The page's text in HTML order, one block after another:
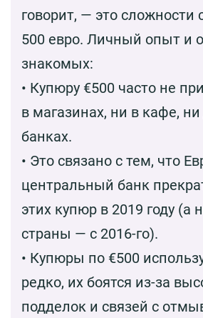
говорит, — это
500 евро. Личный опыт и
знакомых:
• Купюру €500 часто не
в магазинах, ни в кафе,
банках.
• Это связано с тем, что
центральный банк
этих купюр в 2019 году (а
страны — с 2016-го).
• Купюры по €500
редко, их боятся из-за
подделок и связей с